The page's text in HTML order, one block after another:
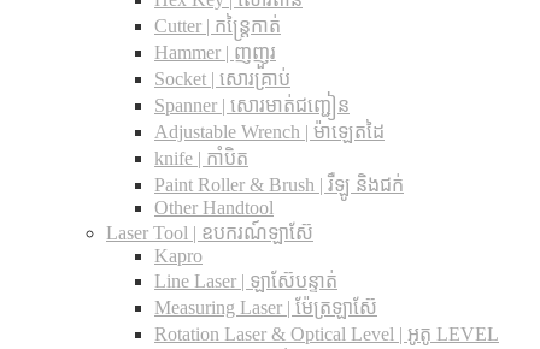
Cutter | កន្រ្តៃកាត់
Hammer | ញញួរ
Socket | សោរគ្រាប់
Spanner |​ សោរមាត់ជញ្ជៀន
Adjustable Wrench |​ ម៉ាឡេតដៃ
knife | កាំបិត
Paint Roller & Brush | រឺឡូ និងជក់
Other Handtool
Laser Tool | ឧបករណ៍ឡាស៊ែ
Kapro
Line Laser | ឡាស៊ែបន្ទាត់
Measuring Laser | ម៉ែត្រឡាស៊ែ
Rotation Laser & Optical Level | អូតូ LEVEL